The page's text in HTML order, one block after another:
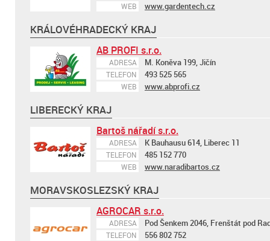
WEB www.gardentech.cz
KRÁLOVÉHRADECKÝ KRAJ
AB PROFI s.r.o.
ADRESA M. Koněva 199, Jičín
TELEFON 493 525 565
WEB www.abprofi.cz
LIBERECKÝ KRAJ
Bartoš nářadí s.r.o.
ADRESA K Bauhausu 614, Liberec 11
TELEFON 485 152 770
WEB www.naradibartos.cz
MORAVSKOSLEZSKÝ KRAJ
AGROCAR s.r.o.
ADRESA Pod Šenkem 2046, Frenštát pod
TELEFON 556 802 752